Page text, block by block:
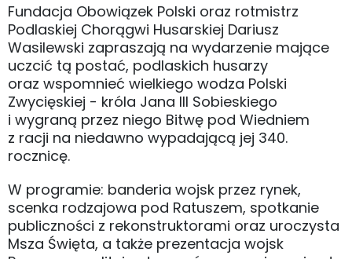
Fundacja Obowiązek Polski oraz rotmistrz
Podlaskiej Chorągwi Husarskiej Dariusz
Wasilewski zapraszają na wydarzenie mające
uczcić tą postać, podlaskich husarzy
oraz wspomnieć wielkiego wodza Polski
Zwycięskiej - króla Jana III Sobieskiego
i wygraną przez niego Bitwę pod Wiedniem
z racji na niedawno wypadającą jej 340.
rocznicę.
W programie: banderia wojsk przez rynek,
scenka rodzajowa pod Ratuszem, spotkanie
publiczności z rekonstruktorami oraz uroczysta
Msza Święta, a także prezentacja wojsk